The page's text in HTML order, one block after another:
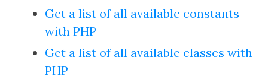
Get a list of all available constants
with PHP
Get a list of all available classes with
PHP